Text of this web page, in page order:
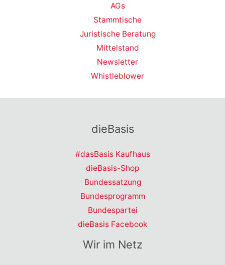
AGs
Stammtische
Juristische Beratung
Mittelstand
Newsletter
Whistleblower
dieBasis
#dasBasis Kaufhaus
dieBasis-Shop
Bundessatzung
Bundesprogramm
Bundespartei
dieBasis Facebook
Wir im Netz